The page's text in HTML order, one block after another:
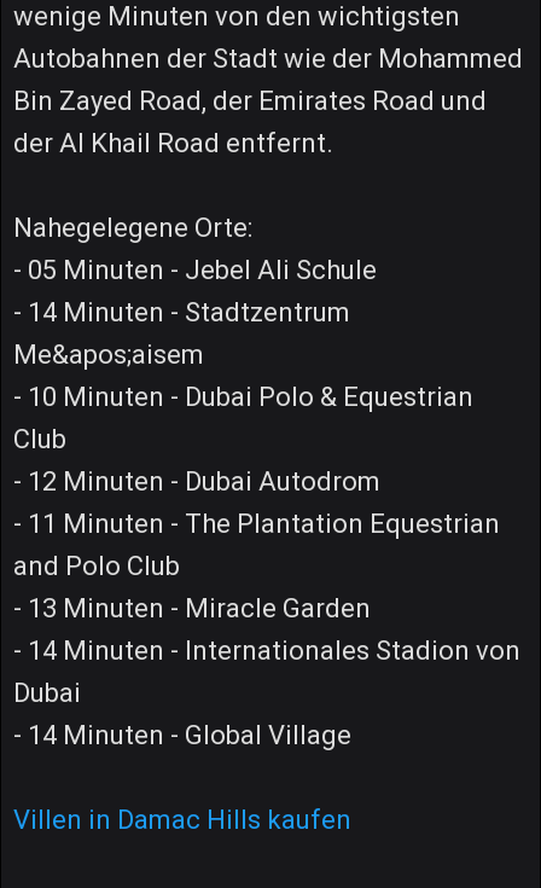
wenige Minuten von den wichtigsten
Autobahnen der Stadt wie der Mohammed
Bin Zayed Road, der Emirates Road und
der Al Khail Road entfernt.
Nahegelegene Orte:
- 05 Minuten - Jebel Ali Schule
- 14 Minuten - Stadtzentrum
Me&apos;aisem
- 10 Minuten - Dubai Polo & Equestrian
Club
- 12 Minuten - Dubai Autodrom
- 11 Minuten - The Plantation Equestrian
and Polo Club
- 13 Minuten - Miracle Garden
- 14 Minuten - Internationales Stadion von
Dubai
- 14 Minuten - Global Village
Villen in Damac Hills kaufen